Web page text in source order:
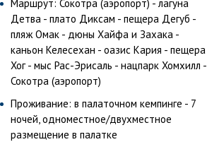
Маршрут: Сокотра (аэропорт) - лагуна
Детва - плато Диксам - пещера Дегуб -
пляж Омак - дюны Хайфа и Захака -
каньон Келесехан - оазис Кария - пещера
Хог - мыс Рас-Эрисаль - нацпарк Хомхилл -
Сокотра (аэропорт)
Проживание: в палаточном кемпинге - 7
ночей, одноместное/двухместное
размещение в палатке